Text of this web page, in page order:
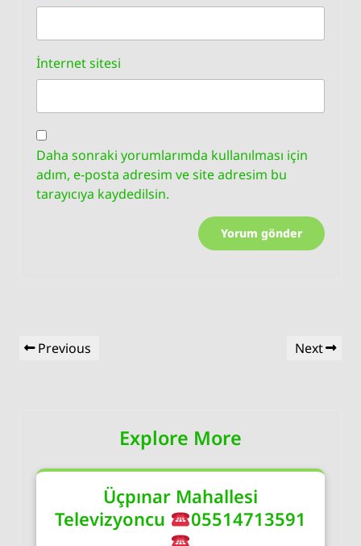
İnternet sitesi
Daha sonraki yorumlarımda kullanılması için
adım, e-posta adresim ve site adresim bu
tarayıcıya kaydedilsin.
Yazı
gezinmesi
Previous
Previous
Next
Next
Explore More
Üçpınar Mahallesi
Televizyoncu
05514713591